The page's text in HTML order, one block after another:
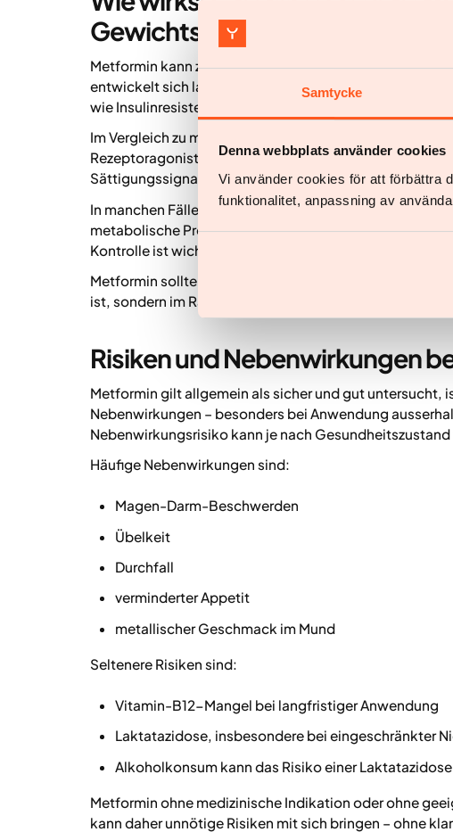
Samtycke
Denna webbplats använder cookies
Vi använder cookies för att förbättra
funktionalitet, anpassning av
Gewichtsbehandlungen?
Metformin kann zu einer gewissen Gewichtsreduktion
entwickelt sich langsam und ist vor allem bei
wie Insulinresistenz, Prädiabetes oder Typ-2-Diabetes
Im Vergleich zu modernen, gezielt entwickelten
Rezeptoragonisten – hat Metformin keinen primären
Sättigungssignale. Dadurch ist die Gewichtsabnahme
In manchen Fällen kann Metformin zusätzlich zu
metabolische Profil bei Typ-2-Diabetes oder
Kontrolle ist wichtig, um Wirksamkeit und Sicherheit zu
Metformin sollte daher nicht als First-Line-Option
ist, sondern im Rahmen seiner etablierten
Risiken und Nebenwirkungen
Metformin gilt allgemein als sicher und gut untersucht,
Nebenwirkungen – besonders bei Anwendung
Nebenwirkungsrisiko kann je nach Gesundheitszustand
Häufige Nebenwirkungen sind:
Magen-Darm-Beschwerden
Übelkeit
Durchfall
verminderter Appetit
metallischer Geschmack im Mund
Seltenere Risiken sind:
Vitamin-B12-Mangel bei langfristiger Anwendung
Laktatazidose, insbesondere bei eingeschränkter
Alkoholkonsum kann das Risiko einer
Metformin ohne medizinische Indikation oder ohne
kann daher unnötige Risiken mit sich bringen – ohne